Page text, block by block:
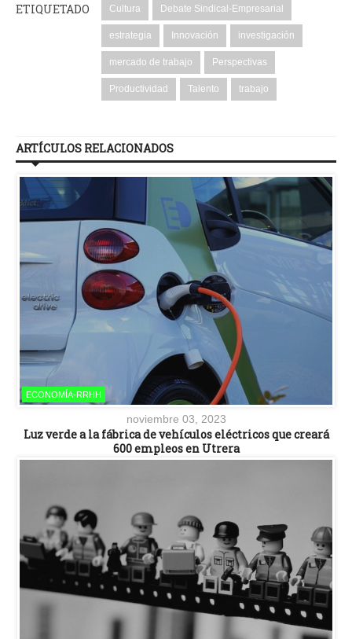
ETIQUETADO Cultura Debate Sindical-Empresarial
estrategia Innovación investigación
mercado de trabajo Perspectivas
Productividad Talento trabajo
ARTÍCULOS RELACIONADOS
ECONOMÍA-RRHH
noviembre 03, 2023
Luz verde a la fábrica de vehículos eléctricos que creará
600 empleos en Utrera